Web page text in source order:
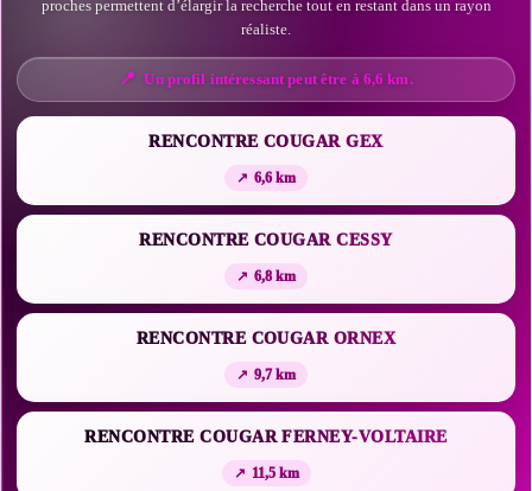
proches permettent d’élargir la recherche tout en restant dans un rayon
réaliste.
Un profil intéressant peut être à 6,6 km.
RENCONTRE COUGAR GEX
6,6 km
RENCONTRE COUGAR CESSY
6,8 km
RENCONTRE COUGAR ORNEX
9,7 km
RENCONTRE COUGAR FERNEY-VOLTAIRE
11,5 km